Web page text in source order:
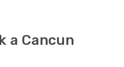
a Cancun